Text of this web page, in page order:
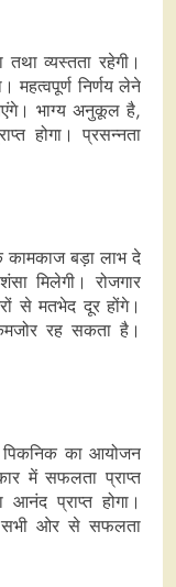
व्यस्तता रहेगी।
महत्वपूर्ण निर्णय लेने
भाग्य अनुकूल है,
होगा। प्रसन्नता
कामकाज बड़ा लाभ दे
मिलेगी। रोजगार
से मतभेद दूर होंगे।
रह सकता है।
पिकनिक का आयोजन
में सफलता प्राप्त
आनंद प्राप्त होगा।
सभी ओर से सफलता